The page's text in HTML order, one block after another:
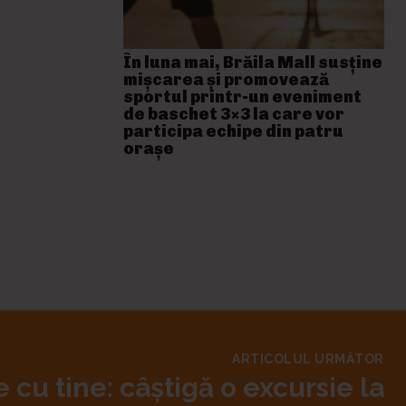
În luna mai, Brăila Mall susține
mişcarea și promovează
sportul printr-un eveniment
de baschet 3×3 la care vor
participa echipe din patru
orașe
ARTICOLUL URMĂTOR
cu tine: câștigă o excursie la